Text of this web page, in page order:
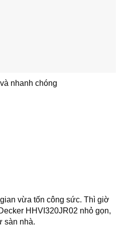
nhanh chóng
vừa tốn công sức. Thì giờ
HHVI320JR02 nhỏ gọn,
sàn nhà.